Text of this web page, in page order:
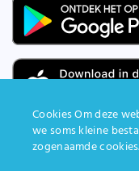
site gemaakt door
Cookies Om deze
we soms kleine
zogenaamde